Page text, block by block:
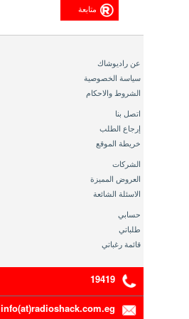
متابعة
عن راديوشاك
سياسة الخصوصية
الشروط والاحكام
اتصل بنا
إرجاع الطلب
خريطة الموقع
الشركات
العروض المميزة
الاسئلة الشائعة
حسابي
طلباتي
قائمة رغباتي
19419
info(at)radioshack.com.eg